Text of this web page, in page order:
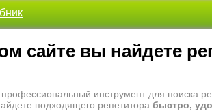
сайте вы найдете
инструмент для поиска
подходящего репетитора быстро,